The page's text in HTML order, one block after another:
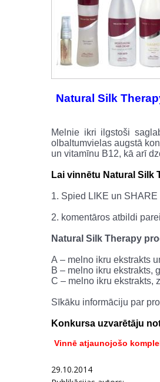
Natural Silk
Melnie ikri ilgstoši
olbaltumvielas augstā
un vitamīnu B12, kā arī
Lai vinnētu Natural Silk
1. Spied LIKE un
2. komentāros atbildi
Natural Silk Therapy
А – melno ikru ekstrakts
В – melno ikru ekstrakts,
С – melno ikru ekstrakts,
Sīkāku informāciju par
Konkursa uzvarētāju
Vinnē atjaunojošo
29.10.2014